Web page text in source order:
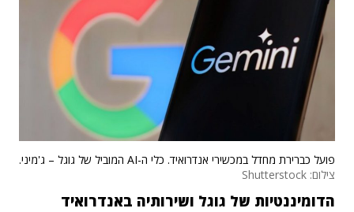
פועל כברירת מחדל במכשירי אנדרואיד. כלי ה-AI המוביל של גוגל – ג'מיני.
צילום: Shutterstock
הדומיננטיות של גוגל ושירותיה באנדרואיד